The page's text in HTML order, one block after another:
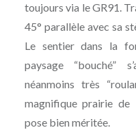
toujours via le GR91.
45° parallèle avec sa
Le sentier dans la
paysage “bouché”
néanmoins très
magnifique prairie de
pose bien méritée.